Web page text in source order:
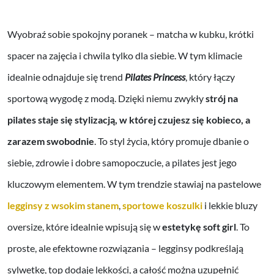
Wyobraź sobie spokojny poranek – matcha w kubku, krótki
spacer na zajęcia i chwila tylko dla siebie. W tym klimacie
idealnie odnajduje się trend Pilates Princess, który łączy
sportową wygodę z modą. Dzięki niemu zwykłystrój na
pilates staje się stylizacją, w której czujesz się kobieco, a
zarazem swobodnie . To styl życia, który promuje dbanie o
siebie, zdrowie i dobre samopoczucie, a pilates jest jego
kluczowym elementem. W tym trendzie stawiaj na pastelowe
legginsy z wsokim stanem sportowe koszulki i lekkie bluzy
oversize, które idealnie wpisują się westetykę soft girl . To
proste, ale efektowne rozwiązania – legginsy podkreślają
sylwetkę, top dodaje lekkości, a całość można uzupełnić